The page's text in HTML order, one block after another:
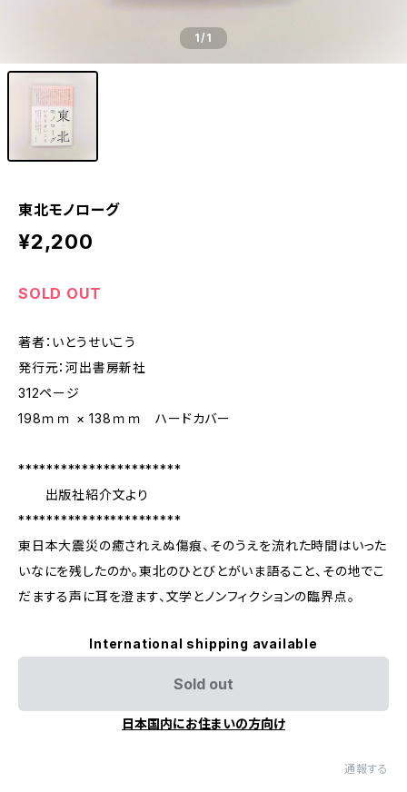
1/1
東北モノローグ
¥2,200
SOLD OUT
著者：いとうせいこう
発行元：河出書房新社
312ページ
198ｍｍ × 138ｍｍ ハードカバー
***********************
出版社紹介文より
***********************
東日本大震災の癒されえぬ傷痕、そのうえを流れた時間はいった
いなにを残したのか。東北のひとびとがいま語ること、その地でこ
だまする声に耳を澄ます、文学とノンフィクションの臨界点。
International shipping available
Sold out
日本国内にお住まいの方向け
通報する